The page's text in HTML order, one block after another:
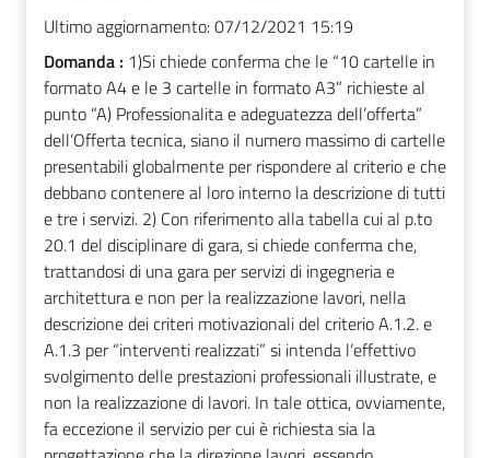
Ultimo aggiornamento:07/12/2021 15:19
Domanda : 1)Si chiede conferma che le “10 cartelle in
formato A4 e le 3 cartelle in formato A3” richieste al
punto “A) Professionalita e adeguatezza dell’offerta”
dell’Offerta tecnica, siano il numero massimo di cartelle
presentabili globalmente per rispondere al criterio e che
debbano contenere al loro interno la descrizione di tutti
e tre i servizi. 2) Con riferimento alla tabella cui al p.to
20.1 del disciplinare di gara, si chiede conferma che,
trattandosi di una gara per servizi di ingegneria e
architettura e non per la realizzazione lavori, nella
descrizione dei criteri motivazionali del criterio A.1.2. e
A.1.3 per “interventi realizzati” si intenda l’effettivo
svolgimento delle prestazioni professionali illustrate, e
non la realizzazione di lavori. In tale ottica, ovviamente,
fa eccezione il servizio per cui è richiesta sia la